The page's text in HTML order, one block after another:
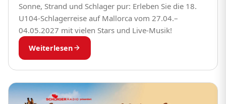
Sonne, Strand und Schlager pur: Erleben Sie die 18.
U104-Schlagerreise auf Mallorca vom 27.04.–
04.05.2027 mit vielen Stars und Live-Musik!
Weiterlesen